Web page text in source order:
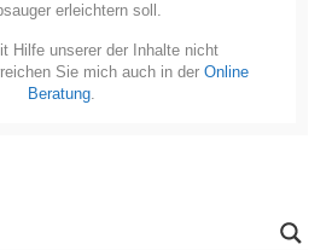
erleichtern soll.
Hilfe unserer der Inhalte nicht
Sie mich auch in der Online
Beratung.